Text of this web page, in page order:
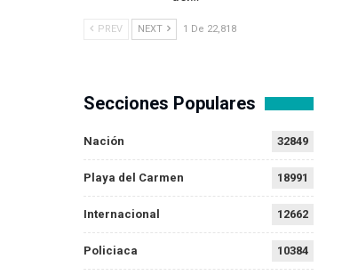
PREV NEXT 1 De 22,818
Secciones Populares
Nación 32849
Playa del Carmen 18991
Internacional 12662
Policiaca 10384